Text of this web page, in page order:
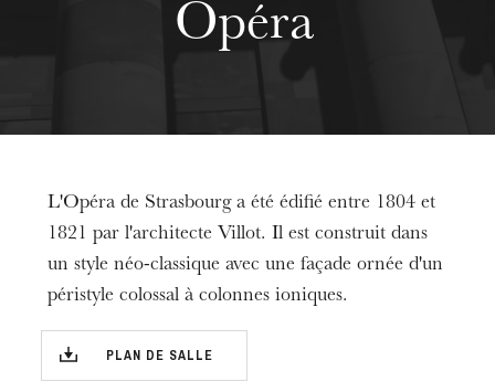
Opéra
L'Opéra de Strasbourg a été édifié entre 1804 et
1821 par l'architecte Villot. Il est construit dans
un style néo-classique avec une façade ornée d'un
péristyle colossal à colonnes ioniques.
PLAN DE SALLE